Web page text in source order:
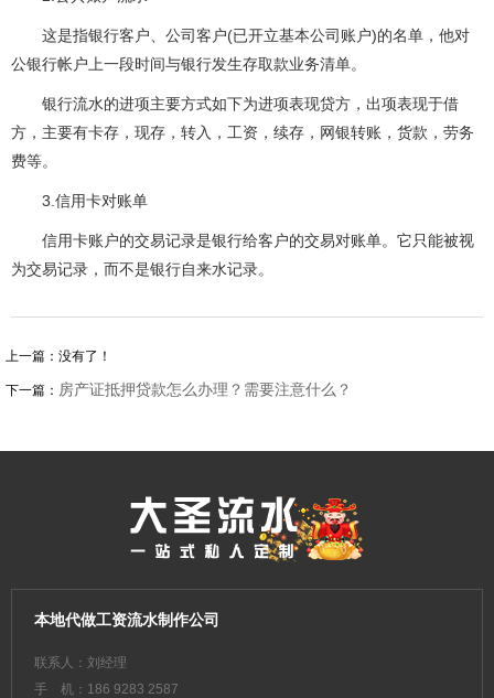
这是指银行客户、公司客户(已开立基本公司账户)的名单，他对
公银行帐户上一段时间与银行发生存取款业务清单。
银行流水的进项主要方式如下为进项表现贷方，出项表现于借
方，主要有卡存，现存，转入，工资，续存，网银转账，货款，劳务
费等。
3.信用卡对账单
信用卡账户的交易记录是银行给客户的交易对账单。它只能被视
为交易记录，而不是银行自来水记录。
上一篇：没有了！
下一篇： 房产证抵押贷款怎么办理？需要注意什么？
本地代做工资流水制作公司
联系人：刘经理
手 机：186 9283 2587